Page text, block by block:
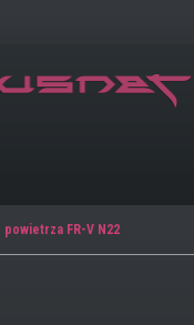
powietrza FR-V N22